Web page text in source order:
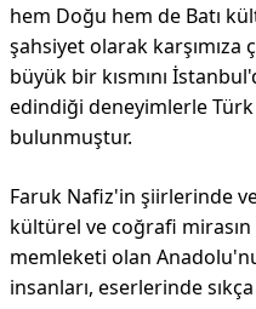
hem Doğu hem de Batı
şahsiyet olarak karşımıza
büyük bir kısmını
edindiği deneyimlerle
bulunmuştur.
Faruk Nafiz'in şiirlerinde
kültürel ve coğrafi
memleketi olan
insanları, eserlerinde